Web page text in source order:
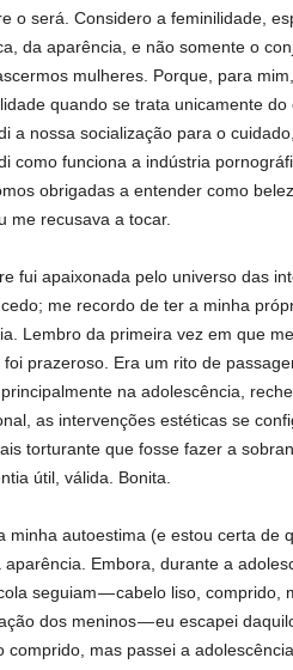
o será. Considero a feminilidade,
da aparência, e não somente o
mulheres. Porque, para
quando se trata unicamente
a nossa socialização para o
como funciona a indústria
obrigadas a entender como
me recusava a tocar.
fui apaixonada pelo universo das
me recordo de ter a minha
Lembro da primeira vez em que
foi prazeroso. Era um rito de
na adolescência,
as intervenções estéticas se
torturante que fosse fazer a
útil, válida. Bonita.
minha autoestima (e estou certa de
aparência. Embora, durante a
seguiam — cabelo liso, comprido,
dos meninos — eu escapei
comprido, mas passei a